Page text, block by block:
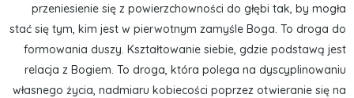
przeniesienie się z powierzchowności do głębi tak, by mogła
stać się tym, kim jest w pierwotnym zamyśle Boga. To droga do
formowania duszy. Kształtowanie siebie, gdzie podstawą jest
relacja z Bogiem. To droga, która polega na dyscyplinowaniu
własnego życia, nadmiaru kobiecości poprzez otwieranie się na